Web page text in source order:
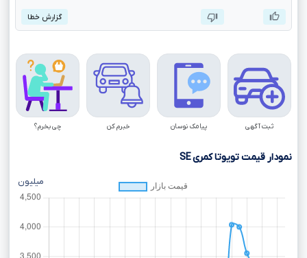
گزارش خطا
ثبت آگهی پیامک نوسان خبرم کن چی بخرم؟
نمودار قیمت تویوتا کمریSE
میلیون